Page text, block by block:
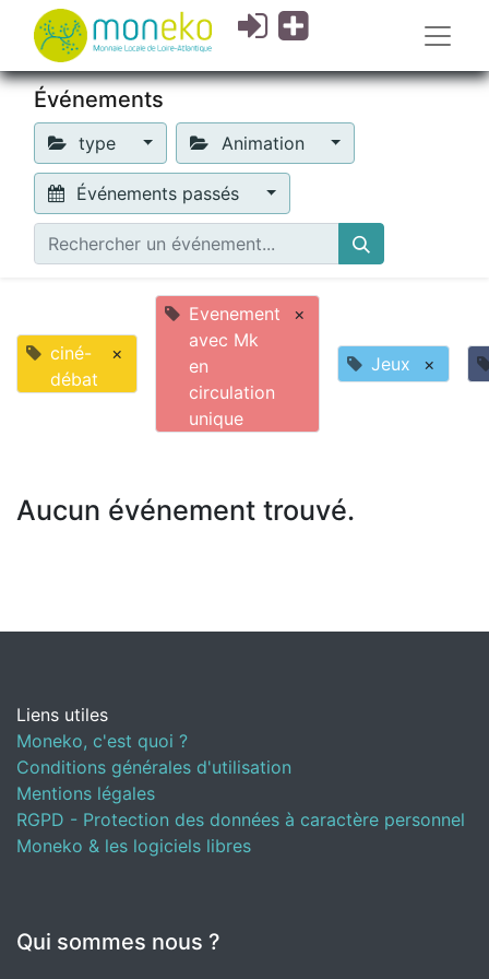
Événements
type Animation
Événements passés
ciné-
débat
×
Evenement
avec Mk
en
circulation
unique
×
Jeux ×
Aucun événement trouvé.
Liens utiles
Moneko, c'est quoi ?
Conditions générales d'utilisation
Mentions légales
RGPD - Protection des données à caractère personnel
Moneko & les logiciels libres
Qui sommes nous ?